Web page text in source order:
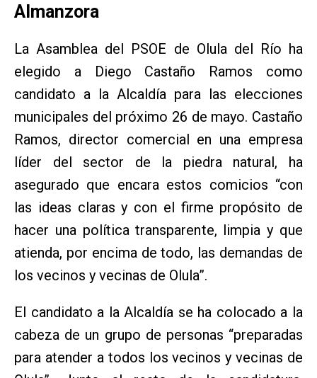
Almanzora
La Asamblea del PSOE de Olula del Río ha
elegido a Diego Castaño Ramos como
candidato a la Alcaldía para las elecciones
municipales del próximo 26 de mayo. Castaño
Ramos, director comercial en una empresa
líder del sector de la piedra natural, ha
asegurado que encara estos comicios “con
las ideas claras y con el firme propósito de
hacer una política transparente, limpia y que
atienda, por encima de todo, las demandas de
los vecinos y vecinas de Olula”.
El candidato a la Alcaldía se ha colocado a la
cabeza de un grupo de personas “preparadas
para atender a todos los vecinos y vecinas de